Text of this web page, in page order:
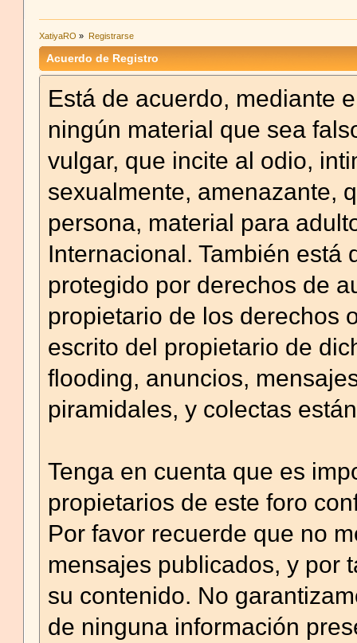
XatiyaRO » Registrarse
Acuerdo de Registro
Está de acuerdo, mediante
ningún material que sea
vulgar, que incite al odio,
sexualmente, amenazante,
persona, material para
Internacional. También
protegido por derechos de
propietario de los derechos
escrito del propietario de
flooding, anuncios,
piramidales, y colectas
Tenga en cuenta que es
propietarios de este foro
Por favor recuerde que no
mensajes publicados, y por
su contenido. No
de ninguna información